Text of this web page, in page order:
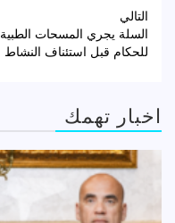
تصفّح
المقالات
التالي
السلة يجري المسحات الطبية
للحكام قبل استئناف النشاط
اخبار تهمك